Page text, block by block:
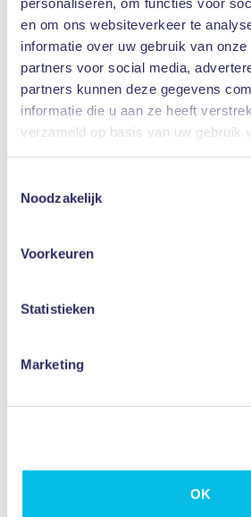
en om ons websiteverkeer te
informatie over uw gebruik van
partners voor social media,
partners kunnen deze gegevens
informatie die u aan ze heeft
verzameld op basis van uw gebruik
Noodzakelijk
Voorkeuren
Statistieken
Marketing
OK
NOV
16.00 - 20.00
Benieuwd naar onze
open dag!
Aanmelden
09
volg een miniles en je
20
Meld je aan voor de
Aanmelden